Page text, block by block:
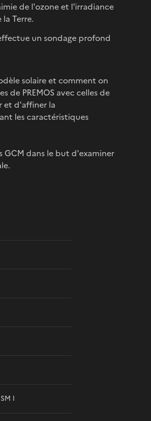
de l'ozone et l'irradiance
Terre.
un sondage profond
solaire et comment on
de PREMOS avec celles de
et d'affiner la
les caractéristiques
GCM dans le but d'examiner
I